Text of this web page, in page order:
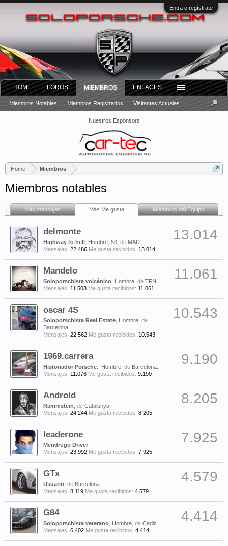
Entra o regístrate
Nuestros Espónsors
Home Miembros
Miembros notables
Más mensajes Más Me gusta Miembros del Equipo
13.014
delmonte
Highway to hell , Hombre, 53, de MAD
Mensajes: 22.486 Me gusta recibidos: 13.014
11.061
Mandelo
Soloporschista volcánico , Hombre, de TFN
Mensajes: 11.508 Me gusta recibidos: 11.061
10.543
oscar 4S
Soloporschista Real Estate , Hombre, de
Barcelona
Mensajes: 22.562 Me gusta recibidos: 10.543
9.190
1969.carrera
Historiador Porsche. , Hombre, de Barcelona.
Mensajes: 11.076 Me gusta recibidos: 9.190
8.205
Android
Rammstein de Catalunya
Mensajes: 24.244 Me gusta recibidos: 8.205
7.925
leaderone
Mendrugo Driver
Mensajes: 23.992 Me gusta recibidos: 7.925
4.579
GTx
Usuario de Barcelona
Mensajes: 8.119 Me gusta recibidos: 4.579
4.414
G84
Soloporschista veterano , Hombre, de Cadiz
Mensajes: 6.402 Me gusta recibidos: 4.414
HOME FOROS MIEMBROS
Miembros Notables Miembros Registrados Visitantes Actuales
ENLACES